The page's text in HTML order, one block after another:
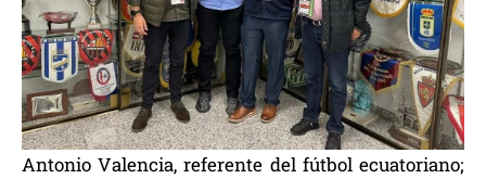
Antonio Valencia, referente del fútbol ecuatoriano;